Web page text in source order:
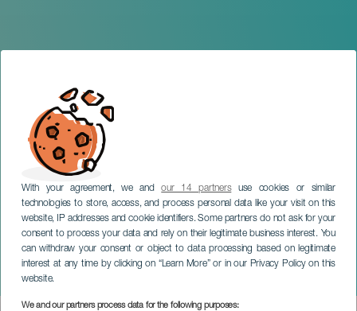
With your agreement, we andour 14 partnersuse cookies or similar
technologies to store, access, and process personal data like your visit on this
website, IP addresses and cookie identifiers. Some partners do not ask for your
consent to process your data and rely on their legitimate business interest. You
can withdraw your consent or object to data processing based on legitimate
interest at any time by clicking on “Learn More” or in our Privacy Policy on this
website.
We and our partners process data for the following purposes:
Óvakodj a tiszteletreméltó
emberektől
LANZAROTE